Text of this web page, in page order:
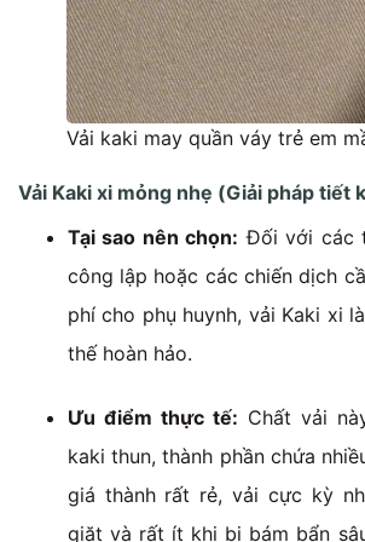
Vải kaki may quần váy trẻ em
Vải Kaki xi mỏng nhẹ (Giải pháp tiết
Tại sao nên chọn: Đối với các
công lập hoặc các chiến dịch
phí cho phụ huynh, vải Kaki xi
thế hoàn hảo.
Ưu điểm thực tế: Chất vải
kaki thun, thành phần chứa
giá thành rất rẻ, vải cực kỳ
giặt và rất ít khi bị bám bẩn